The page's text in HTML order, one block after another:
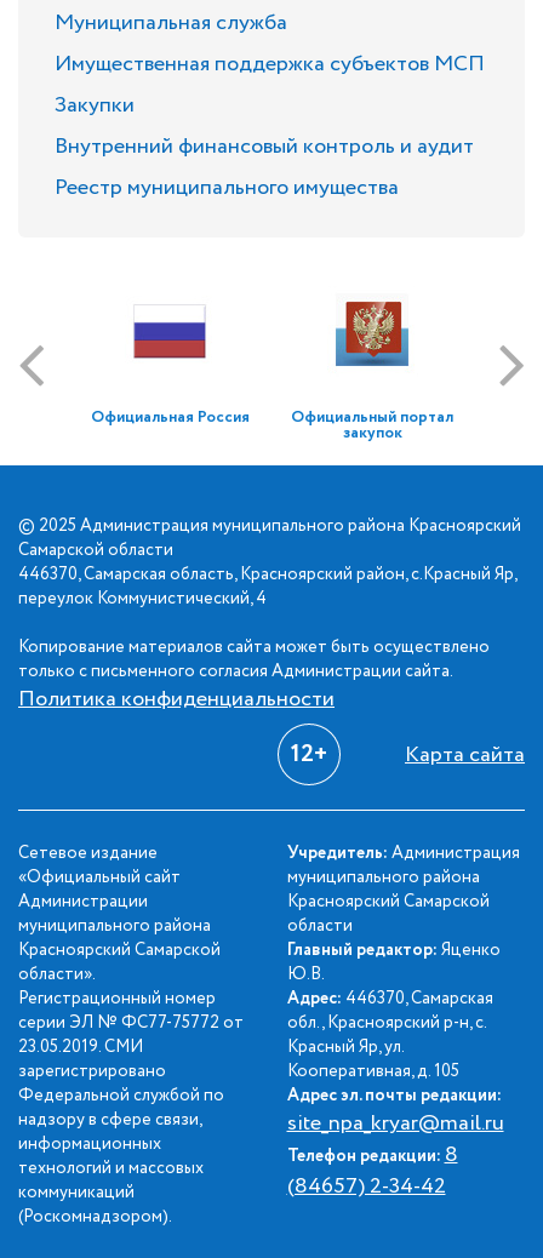
Муниципальная служба
Имущественная поддержка субъектов МСП
Закупки
Внутренний финансовый контроль и аудит
Реестр муниципального имущества
Официальная Россия Официальный портал
закупок
© 2025 Администрация муниципального района Красноярский
Самарской области
446370, Самарская область, Красноярский район, с.Красный Яр,
переулок Коммунистический, 4
Копирование материалов сайта может быть осуществлено
только с письменного согласия Администрации сайта.
Политика конфиденциальности
12+ Карта сайта
Сетевое издание
«Официальный сайт
Администрации
муниципального района
Красноярский Самарской
области».
Регистрационный номер
серии ЭЛ № ФС77-75772 от
23.05.2019. СМИ
зарегистрировано
Федеральной службой по
надзору в сфере связи,
информационных
технологий и массовых
коммуникаций
(Роскомнадзором).
Учредитель: Администрация
муниципального района
Красноярский Самарской
области
Главный редактор: Яценко
Ю.В.
Адрес: 446370, Самарская
обл., Красноярский р-н, с.
Красный Яр, ул.
Кооперативная, д. 105
Адрес эл. почты редакции:
site_npa_kryar@mail.ru
Телефон редакции:8
(84657) 2-34-42